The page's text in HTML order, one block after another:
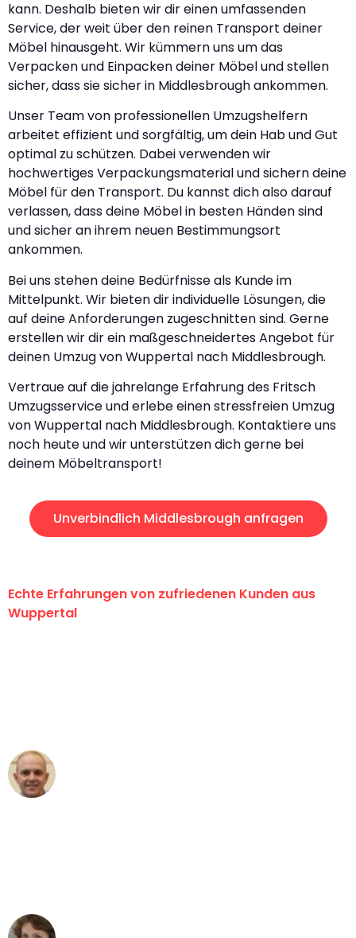
kann. Deshalb bieten wir dir einen umfassenden
Service, der weit über den reinen Transport deiner
Möbel hinausgeht. Wir kümmern uns um das
Verpacken und Einpacken deiner Möbel und stellen
sicher, dass sie sicher in Middlesbrough ankommen.
Unser Team von professionellen Umzugshelfern
arbeitet effizient und sorgfältig, um dein Hab und Gut
optimal zu schützen. Dabei verwenden wir
hochwertiges Verpackungsmaterial und sichern deine
Möbel für den Transport. Du kannst dich also darauf
verlassen, dass deine Möbel in besten Händen sind
und sicher an ihrem neuen Bestimmungsort
ankommen.
Bei uns stehen deine Bedürfnisse als Kunde im
Mittelpunkt. Wir bieten dir individuelle Lösungen, die
auf deine Anforderungen zugeschnitten sind. Gerne
erstellen wir dir ein maßgeschneidertes Angebot für
deinen Umzug von Wuppertal nach Middlesbrough.
Vertraue auf die jahrelange Erfahrung des Fritsch
Umzugsservice und erlebe einen stressfreien Umzug
von Wuppertal nach Middlesbrough. Kontaktiere uns
noch heute und wir unterstützen dich gerne bei
deinem Möbeltransport!
Unverbindlich Middlesbrough anfragen
Echte Erfahrungen von zufriedenen Kunden aus
Wuppertal